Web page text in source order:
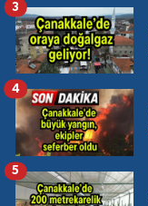
3
4
5